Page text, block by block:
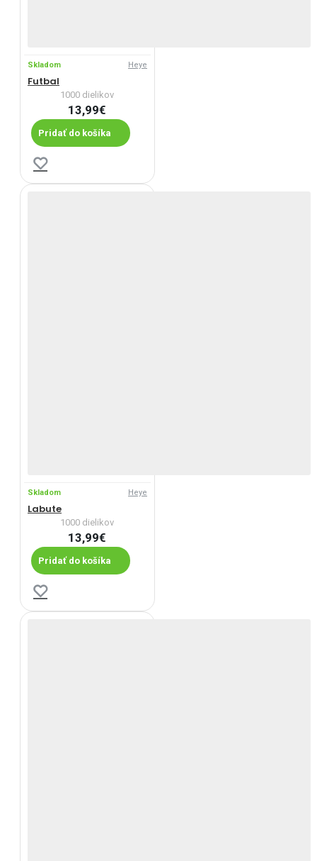
Skladom Heye
Futbal
1000 dielikov
13,99€
Pridať do košíka
Skladom Heye
Labute
1000 dielikov
13,99€
Pridať do košíka